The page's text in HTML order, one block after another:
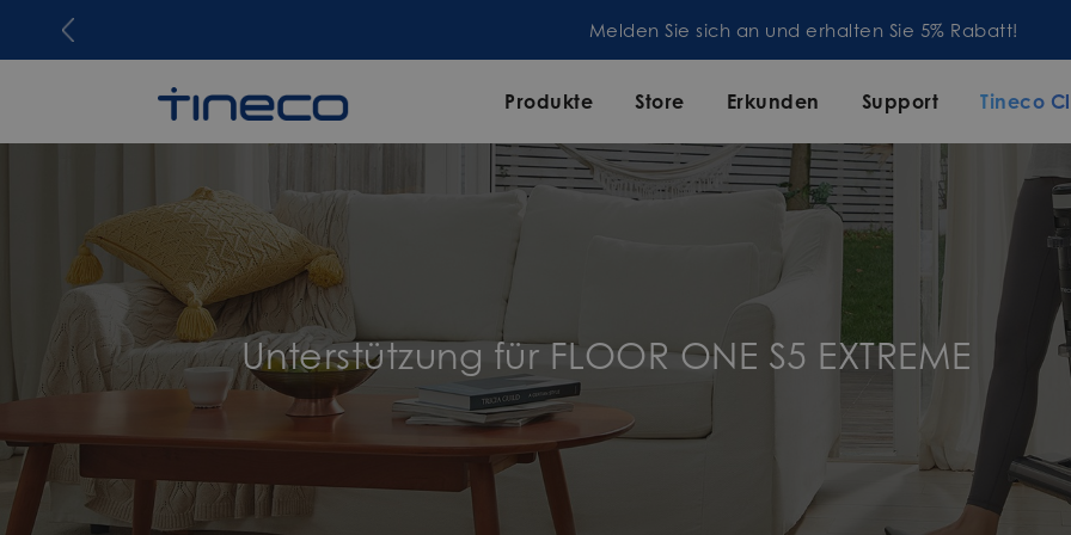
Melden Sie sich an und erhalten Sie 5% Rabatt!
Produkte Store Erkunden Support Tineco
Unterstützung für FLOOR ONE S5 EXTREME